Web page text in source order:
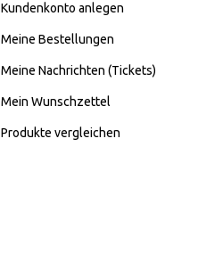
Kundenkonto anlegen
Meine Bestellungen
Meine Nachrichten (Tickets)
Mein Wunschzettel
Produkte vergleichen